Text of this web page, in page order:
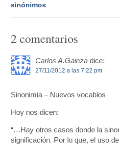
sinónimos
2 comentarios
Carlos A.Gainza dice:
27/11/2012 a las 7:22 pm
Sinonimia – Nuevos vocablos
Hoy nos dicen:
“…Hay otros casos donde la
significación. Por lo que, el uso